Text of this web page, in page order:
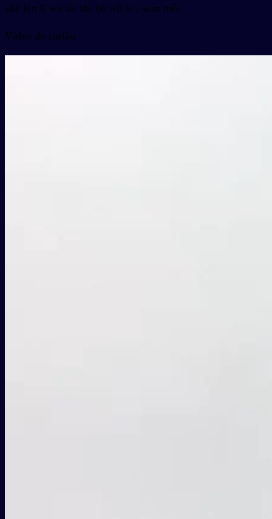
zhè fèn lǐ wù tài shì hé wǒ le , wán měi
Vídeo do cartão